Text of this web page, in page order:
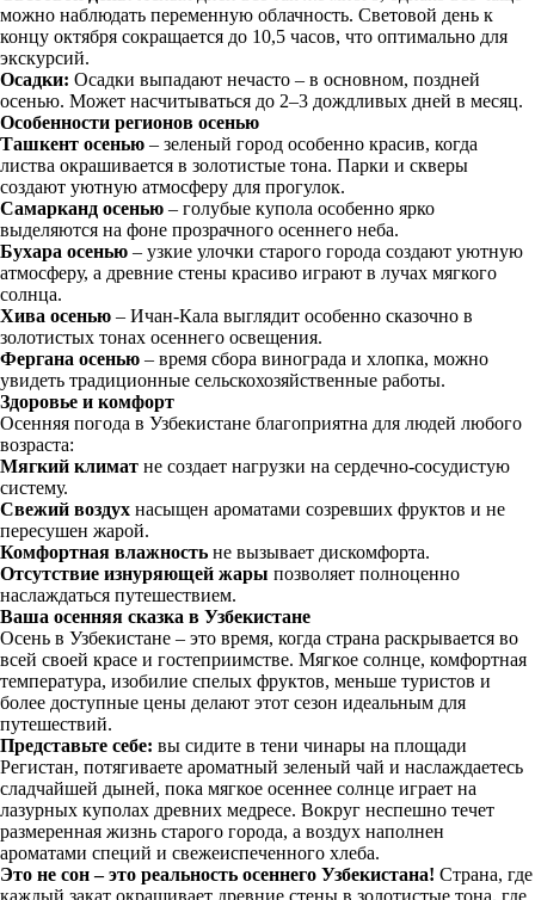
можно наблюдать переменную облачность. Световой день к
концу октября сокращается до 10,5 часов, что оптимально для
экскурсий.
Осадки: Осадки выпадают нечасто – в основном, поздней
осенью. Может насчитываться до 2–3 дождливых дней в месяц.
Особенности регионов осенью
Ташкент осенью – зеленый город особенно красив, когда
листва окрашивается в золотистые тона. Парки и скверы
создают уютную атмосферу для прогулок.
Самарканд осенью – голубые купола особенно ярко
выделяются на фоне прозрачного осеннего неба.
Бухара осенью – узкие улочки старого города создают уютную
атмосферу, а древние стены красиво играют в лучах мягкого
солнца.
Хива осенью – Ичан-Кала выглядит особенно сказочно в
золотистых тонах осеннего освещения.
Фергана осенью – время сбора винограда и хлопка, можно
увидеть традиционные сельскохозяйственные работы.
Здоровье и комфорт
Осенняя погода в Узбекистане благоприятна для людей любого
возраста:
Мягкий климат не создает нагрузки на сердечно-сосудистую
систему.
Свежий воздух насыщен ароматами созревших фруктов и не
пересушен жарой.
Комфортная влажность не вызывает дискомфорта.
Отсутствие изнуряющей жары позволяет полноценно
наслаждаться путешествием.
Ваша осенняя сказка в Узбекистане
Осень в Узбекистане – это время, когда страна раскрывается во
всей своей красе и гостеприимстве. Мягкое солнце, комфортная
температура, изобилие спелых фруктов, меньше туристов и
более доступные цены делают этот сезон идеальным для
путешествий.
Представьте себе: вы сидите в тени чинары на площади
Регистан, потягиваете ароматный зеленый чай и наслаждаетесь
сладчайшей дыней, пока мягкое осеннее солнце играет на
лазурных куполах древних медресе. Вокруг неспешно течет
размеренная жизнь старого города, а воздух наполнен
ароматами специй и свежеиспеченного хлеба.
Это не сон – это реальность осеннего Узбекистана! Страна, где
каждый закат окрашивает древние стены в золотистые тона, где